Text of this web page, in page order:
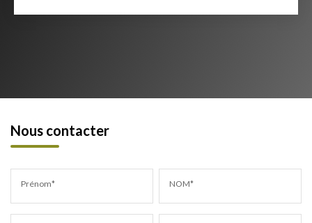
Nous contacter
Prénom* NOM*